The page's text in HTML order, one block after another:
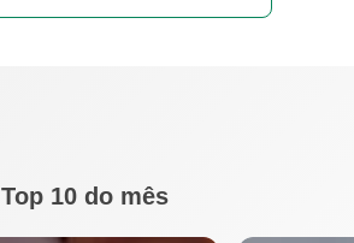
Top 10 do mês